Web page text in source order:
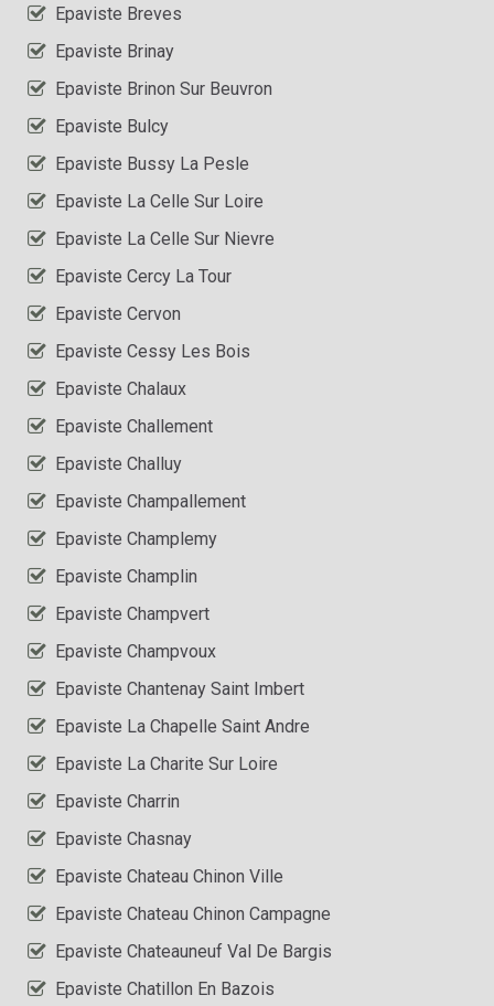
Epaviste Breves
Epaviste Brinay
Epaviste Brinon Sur Beuvron
Epaviste Bulcy
Epaviste Bussy La Pesle
Epaviste La Celle Sur Loire
Epaviste La Celle Sur Nievre
Epaviste Cercy La Tour
Epaviste Cervon
Epaviste Cessy Les Bois
Epaviste Chalaux
Epaviste Challement
Epaviste Challuy
Epaviste Champallement
Epaviste Champlemy
Epaviste Champlin
Epaviste Champvert
Epaviste Champvoux
Epaviste Chantenay Saint Imbert
Epaviste La Chapelle Saint Andre
Epaviste La Charite Sur Loire
Epaviste Charrin
Epaviste Chasnay
Epaviste Chateau Chinon Ville
Epaviste Chateau Chinon Campagne
Epaviste Chateauneuf Val De Bargis
Epaviste Chatillon En Bazois